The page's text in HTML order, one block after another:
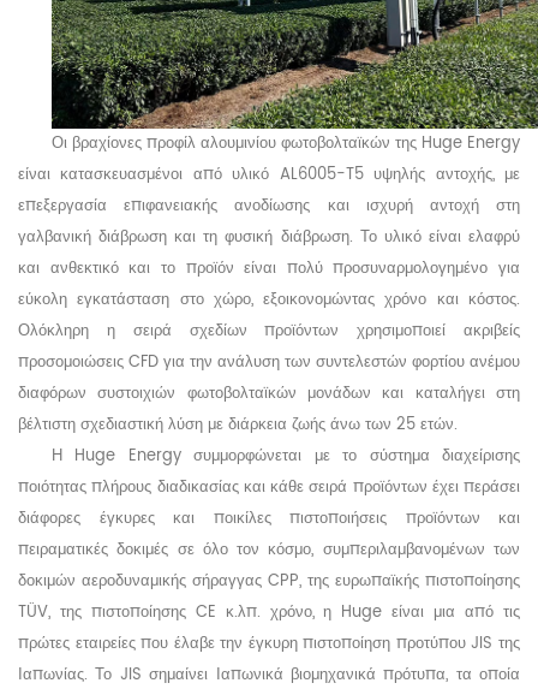
Οι βραχίονες προφίλ αλουμινίου φωτοβολταϊκών της Huge Energy
είναι κατασκευασμένοι από υλικό AL6005-T5 υψηλής αντοχής, με
επεξεργασία επιφανειακής ανοδίωσης και ισχυρή αντοχή στη
γαλβανική διάβρωση και τη φυσική διάβρωση. Το υλικό είναι ελαφρύ
και ανθεκτικό και το προϊόν είναι πολύ προσυναρμολογημένο για
εύκολη εγκατάσταση στο χώρο, εξοικονομώντας χρόνο και κόστος.
Ολόκληρη η σειρά σχεδίων προϊόντων χρησιμοποιεί ακριβείς
προσομοιώσεις CFD για την ανάλυση των συντελεστών φορτίου ανέμου
διαφόρων συστοιχιών φωτοβολταϊκών μονάδων και καταλήγει στη
βέλτιστη σχεδιαστική λύση με διάρκεια ζωής άνω των 25 ετών.
Η Huge Energy συμμορφώνεται με το σύστημα διαχείρισης
ποιότητας πλήρους διαδικασίας και κάθε σειρά προϊόντων έχει περάσει
διάφορες έγκυρες και ποικίλες πιστοποιήσεις προϊόντων και
πειραματικές δοκιμές σε όλο τον κόσμο, συμπεριλαμβανομένων των
δοκιμών αεροδυναμικής σήραγγας CPP, της ευρωπαϊκής πιστοποίησης
TÜV, της πιστοποίησης CE κ.λπ. χρόνο, η Huge είναι μια από τις
πρώτες εταιρείες που έλαβε την έγκυρη πιστοποίηση προτύπου JIS της
Ιαπωνίας. Το JIS σημαίνει Ιαπωνικά βιομηχανικά πρότυπα, τα οποία